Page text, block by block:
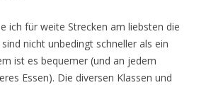
ich für weite Strecken am liebsten die
nicht unbedingt schneller als ein
ist es bequemer (und an jedem
Essen). Die diversen Klassen und